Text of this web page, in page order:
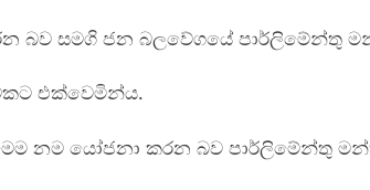
බව සමගි ජන බලවේගයේ පාර්ලිමේන්තු
එක්වෙමින්ය.
නම යෝජනා කරන බව පාර්ලිමේන්තු